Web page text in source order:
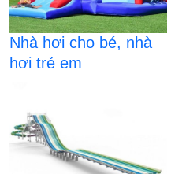
Nhà hơi cho bé, nhà
hơi trẻ em